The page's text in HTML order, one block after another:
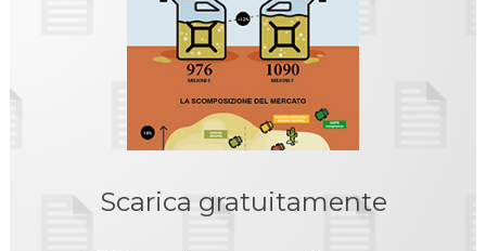
Scarica gratuitamente